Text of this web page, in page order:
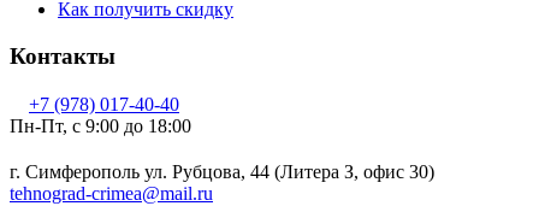
Как получить скидку
Контакты
+7 (978) 017-40-40
Пн-Пт, c 9:00 до 18:00
г. Симферополь ул. Рубцова, 44 (Литера З, офис 30)
tehnograd-crimea@mail.ru